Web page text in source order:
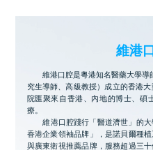
維港
維港口腔是粵港知名醫藥大學
究生導師、高級教授）成立的香港
院匯聚來自香港、內地的博士、碩
療。
維港口腔踐行「醫道濟世」的
香港企業領袖品牌」，是諾貝爾種
與廣東衛視推薦品牌，服務超過三